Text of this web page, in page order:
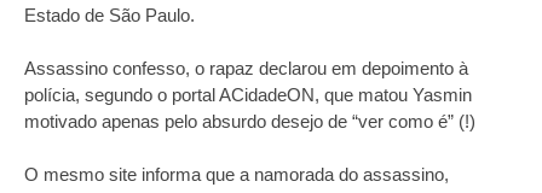
Estado de São Paulo.
Assassino confesso, o rapaz declarou em depoimento à
polícia, segundo o portal ACidadeON, que matou Yasmin
motivado apenas pelo absurdo desejo de “ver como é” (!)
O mesmo site informa que a namorada do assassino,